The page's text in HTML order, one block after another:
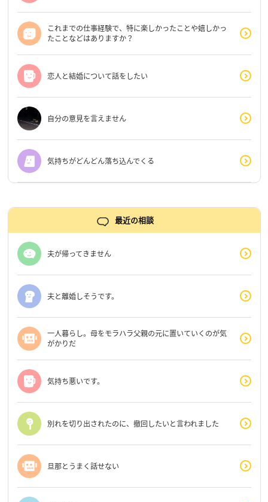
これまでの仕事経験で、特に楽しかったことや嬉しかっ
たことなどはありますか？
恋人と結婚について話をしたい
自分の意見を言えません
気持ちがどんどん落ち込んでくる
最近の相談
夫が帰ってきません
夫と離婚しそうです。
一人暮らし。母をモラハラ父親の元に置いていくのが気
がかりだ
気持ち悪いです。
別れを切り出されたのに、撤回したいと言われました
旦那とうまく話せない